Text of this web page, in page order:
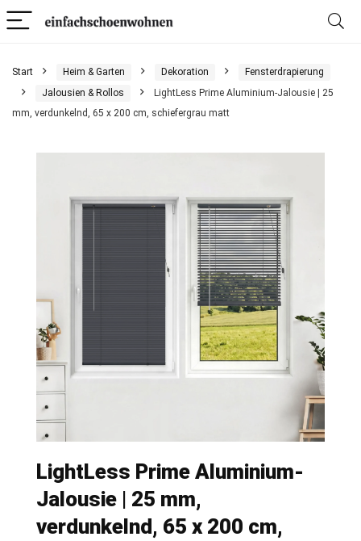
Start Heim & Garten Dekoration
Fensterdrapierung
Jalousien & Rollos
LightLess Prime Aluminium-Jalousie | 25
mm, verdunkelnd, 65 x 200 cm, schiefergrau matt
LightLess Prime Aluminium-
Jalousie | 25 mm,
verdunkelnd, 65 x 200 cm,